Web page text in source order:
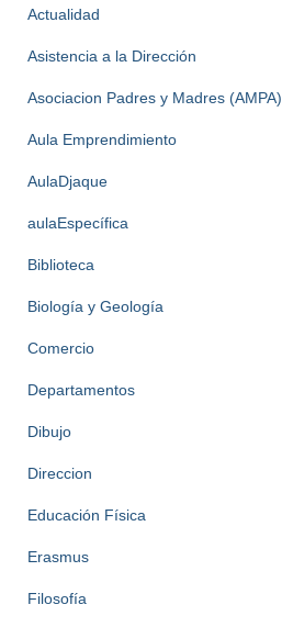
Actualidad
Asistencia a la Dirección
Asociacion Padres y Madres (AMPA)
Aula Emprendimiento
AulaDjaque
aulaEspecífica
Biblioteca
Biología y Geología
Comercio
Departamentos
Dibujo
Direccion
Educación Física
Erasmus
Filosofía